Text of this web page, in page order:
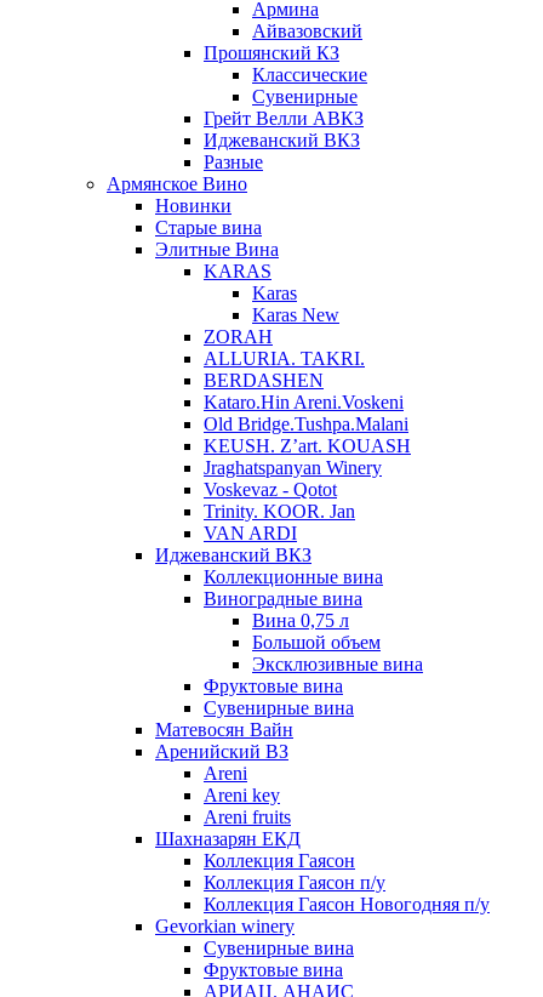
Армина
Айвазовский
Прошянский КЗ
Классические
Сувенирные
Грейт Велли АВКЗ
Иджеванский ВКЗ
Разные
Армянское Вино
Новинки
Старые вина
Элитные Вина
KARAS
Karas
Karas New
ZORAH
ALLURIA. TAKRI.
BERDASHEN
Kataro.Hin Areni.Voskeni
Old Bridge.Tushpa.Malani
KEUSH. Z’art. KOUASH
Jraghatspanyan Winery
Voskevaz - Qotot
Trinity. KOOR. Jan
VAN ARDI
Иджеванский ВКЗ
Коллекционные вина
Виноградные вина
Вина 0,75 л
Большой объем
Эксклюзивные вина
Фруктовые вина
Cувенирные вина
Матевосян Вайн
Аренийский ВЗ
Areni
Areni key
Areni fruits
Шахназарян ЕКД
Коллекция Гаясон
Коллекция Гаясон п/у
Коллекция Гаясон Новогодняя п/у
Gevorkian winery
Сувенирные вина
Фруктовые вина
АРИАЦ. АНАИС